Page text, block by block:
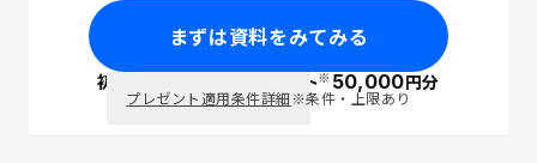
まずは資料をみてみる
初回面談で ポイント※50,000円分
プレゼント適用条件詳細※条件・上限あり